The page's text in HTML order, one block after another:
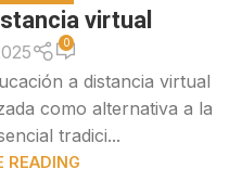
virtual
0
a distancia virtual
como alternativa a la
tradici...
READING